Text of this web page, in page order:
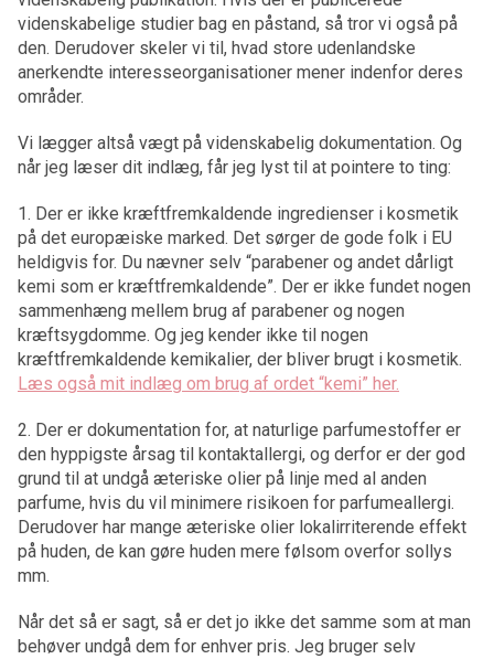
videnskabelige studier bag en påstand, så tror vi også på
den. Derudover skeler vi til, hvad store udenlandske
anerkendte interesseorganisationer mener indenfor deres
områder.
Vi lægger altså vægt på videnskabelig dokumentation. Og
når jeg læser dit indlæg, får jeg lyst til at pointere to ting:
1. Der er ikke kræftfremkaldende ingredienser i kosmetik
på det europæiske marked. Det sørger de gode folk i EU
heldigvis for. Du nævner selv “parabener og andet dårligt
kemi som er kræftfremkaldende”. Der er ikke fundet nogen
sammenhæng mellem brug af parabener og nogen
kræftsygdomme. Og jeg kender ikke til nogen
kræftfremkaldende kemikalier, der bliver brugt i kosmetik.
Læs også mit indlæg om brug af ordet “kemi” her.
2. Der er dokumentation for, at naturlige parfumestoffer er
den hyppigste årsag til kontaktallergi, og derfor er der god
grund til at undgå æteriske olier på linje med al anden
parfume, hvis du vil minimere risikoen for parfumeallergi.
Derudover har mange æteriske olier lokalirriterende effekt
på huden, de kan gøre huden mere følsom overfor sollys
mm.
Når det så er sagt, så er det jo ikke det samme som at man
behøver undgå dem for enhver pris. Jeg bruger selv